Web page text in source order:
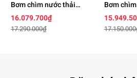
Bơm chìm nước thải
BEST 5
16.079.700₫
17.290.000₫
Bơm
BEST 4